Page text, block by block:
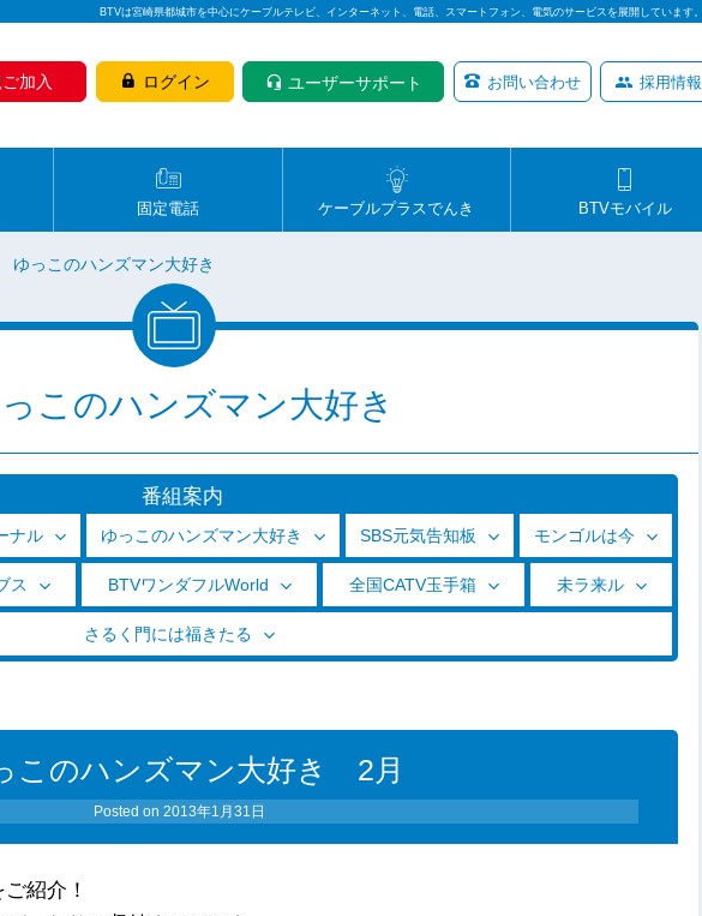
BTVは宮崎県都城市を中心にケーブルテレビ、インターネット、電話、スマートフォン、電気のサービスを展開しています。
加入 ログイン ユーザーサポート お問い合わせ 採用情報
固定電話 ケーブルプラスでんき BTVモバイル
ゆっこのハンズマン大好き
このハンズマン大好き
番組案内
ナル ゆっこのハンズマン大好き SBS元気告知板 モンゴルは今
ス BTVワンダフルWorld 全国CATV玉手箱 未ラ来ル
さるく門には福きたる
このハンズマン大好き 2月
Posted on2013年1月31日
紹介！